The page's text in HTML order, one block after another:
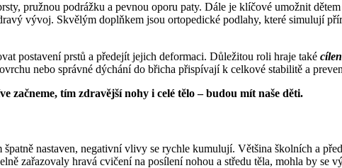
pružnou podrážku a pevnou oporu paty. Dále je klíčové umožnit
vývoj. Skvělým doplňkem jsou ortopedické podlahy, které simulují
postavení prstů a předejít jejich deformaci. Důležitou roli hraje také
nebo správné dýchání do břicha přispívají k celkové stabilitě a
začneme, tím zdravější nohy i celé tělo – budou mít naše děti.
nastaven, negativní vlivy se rychle kumulují. Většina školních a
zařazovaly hravá cvičení na posílení nohou a středu těla, mohla by se